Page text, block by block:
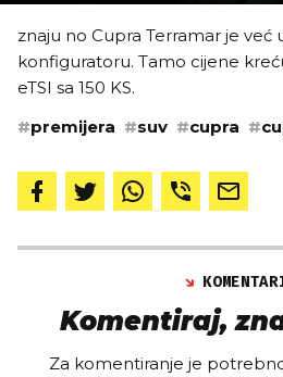
znaju no Cupra Terramar je već
konfiguratoru. Tamo cijene
eTSI sa 150 KS.
#premijera #suv #cupra #
Komentiraj,
Za komentiranje je